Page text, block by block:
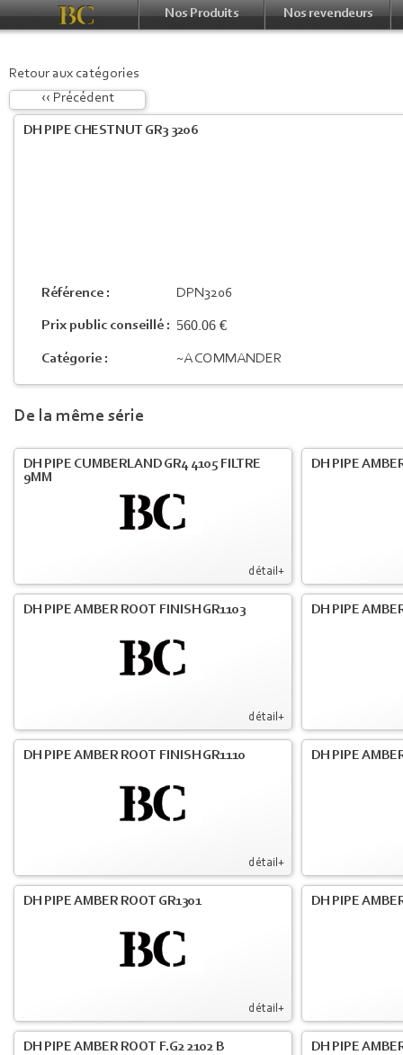
Nos Produits Nos revendeurs
Retour aux catégories
‹‹ Précédent
DH PIPE CHESTNUT GR3 3206
Référence : DPN3206
Prix public conseillé : 560.06 €
Catégorie : ~A COMMANDER
De la même série
détail+
DH PIPE CUMBERLAND GR4 4105 FILTRE
9MM
DH PIPE
détail+
DH PIPE AMBER ROOT FINISH GR1103 DH PIPE
détail+
DH PIPE AMBER ROOT FINISH GR1110 DH PIPE
détail+
DH PIPE AMBER ROOT GR1301 DH PIPE
DH PIPE AMBER ROOT F.G2 2102 B DH PIPE